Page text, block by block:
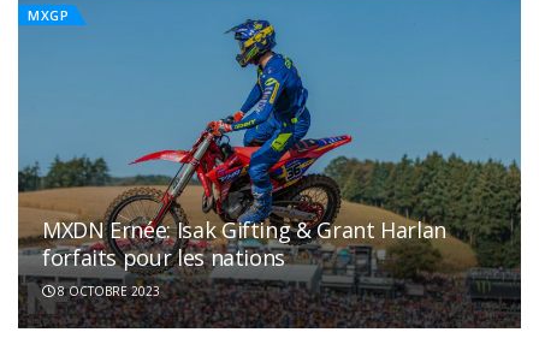
MXGP
MXDN Ernée: Isak Gifting & Grant Harlan
forfaits pour les nations
8 OCTOBRE 2023